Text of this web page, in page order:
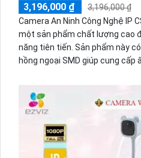
3,196,000 ₫
3,196,000 ₫
Camera An Ninh Công Nghệ IP
một sản phẩm chất lượng cao
năng tiên tiến. Sản phẩm này
hồng ngoại SMD giúp cung cấp
chất lượng hình ảnh tốt. Được
trung thực, camera hiển thị
rõ ràng hơn. Đặc biệt, với khả
này cho phép quan sát trong
ban đêm, mang lại hình ảnh sắc